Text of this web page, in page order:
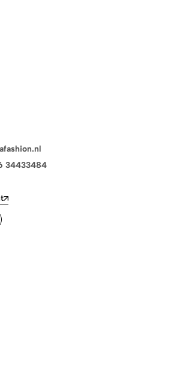
34433484